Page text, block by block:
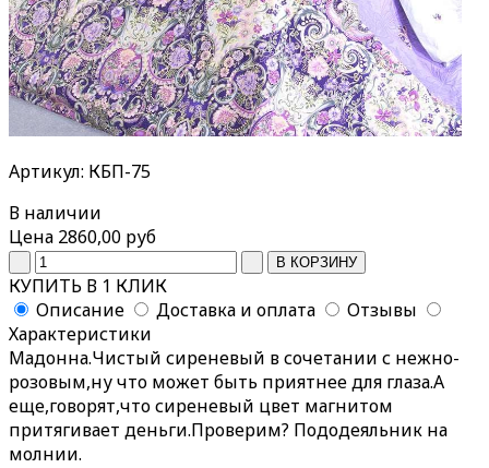
Артикул: КБП-75
В наличии
Цена 2860,00 руб
КУПИТЬ В 1 КЛИК
Описание
Доставка и оплата
Отзывы
Характеристики
Мадонна.Чистый сиреневый в сочетании с нежно-
розовым,ну что может быть приятнее для глаза.А
еще,говорят,что сиреневый цвет магнитом
притягивает деньги.Проверим? Пододеяльник на
молнии.